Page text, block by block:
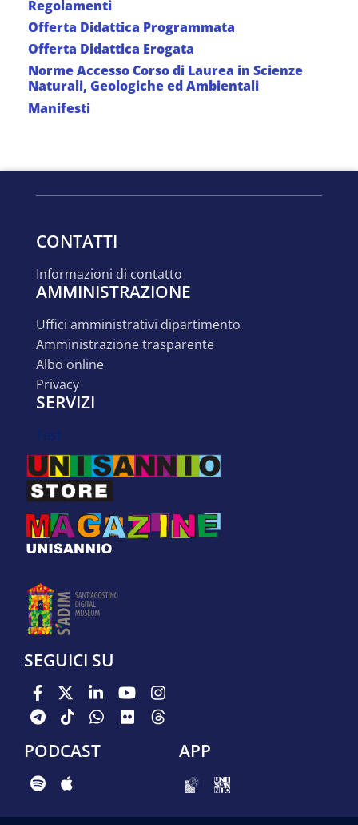
Regolamenti
Offerta Didattica Programmata
Offerta Didattica Erogata
Norme Accesso Corso di Laurea in Scienze
Naturali, Geologiche ed Ambientali
Manifesti
CONTATTI
informazioni di contatto
AMMINISTRAZIONE
uffici amministrativi dipartimento
amministrazione trasparente
albo online
privacy
SERVIZI
test
SEGUICI SU
PODCAST APP